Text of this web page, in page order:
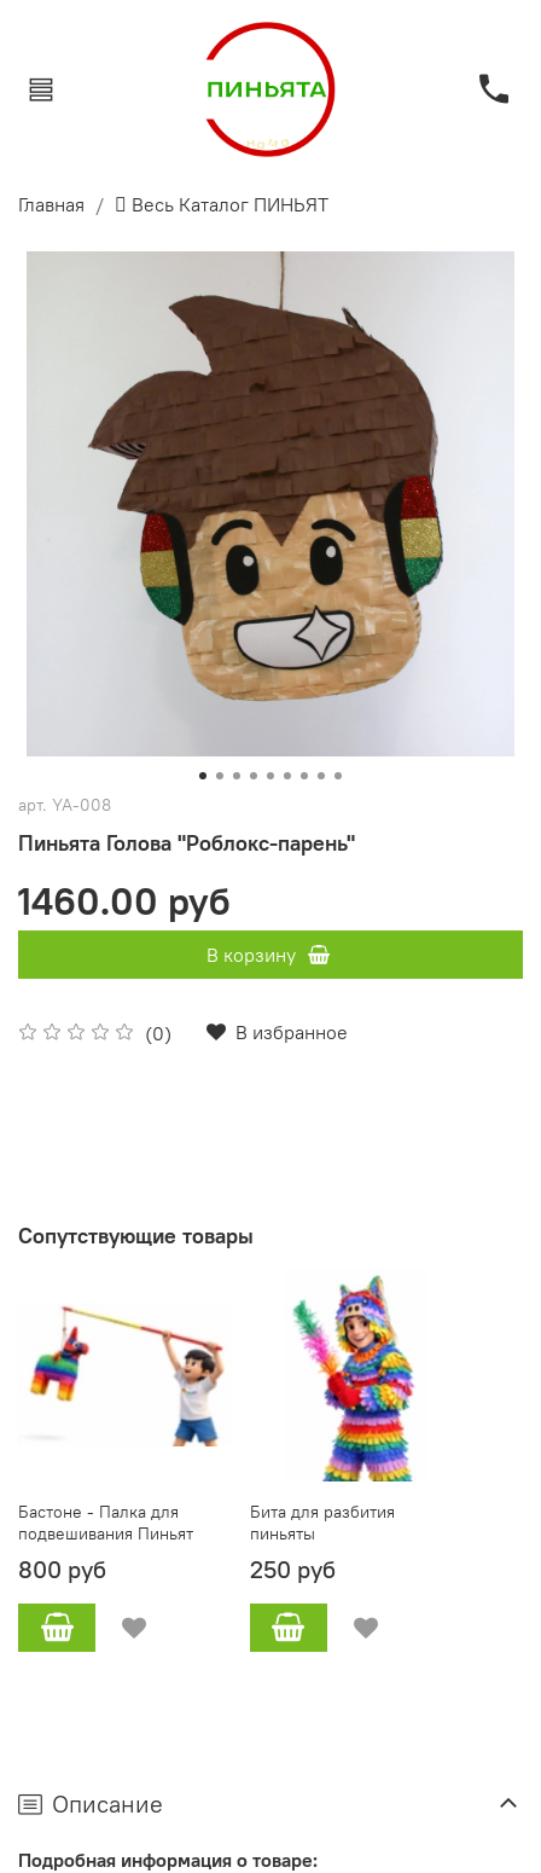
Главная  Весь Каталог ПИНЬЯТ
арт. YA-008
Пиньята Голова "Роблокс-парень"
(0) В избранное
1460.00 руб
В корзину
Сопутствующие товары
Бастоне - Палка для
подвешивания Пиньят
800 руб
Бита для разбития
пиньяты
250 руб
Описание
Подробная информация о товаре: